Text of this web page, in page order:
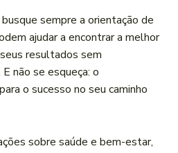
sempre a orientação de
ajudar a encontrar a melhor
resultados sem
não se esqueça: o
o sucesso no seu caminho
sobre saúde e bem-estar,